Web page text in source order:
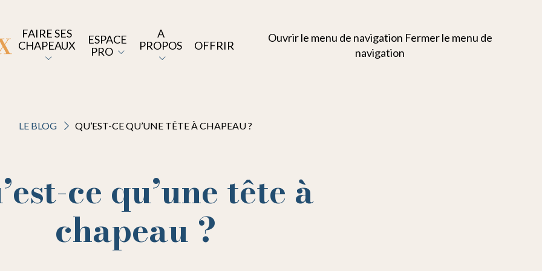
FAIRE SES
CHAPEAUX
ESPACE
PRO
A
PROPOS
OFFRIR
Ouvrir le menu de navigation Fermer le menu de
navigation
LE BLOG QU’EST-CE QU’UNE TÊTE À CHAPEAU ?
ce qu’une tête à
chapeau ?